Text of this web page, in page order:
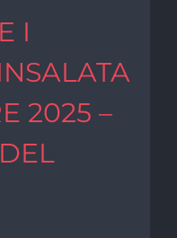
I
2025 –